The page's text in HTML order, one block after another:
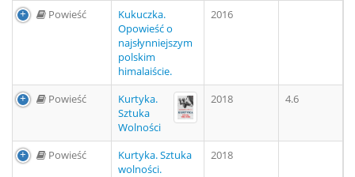
Powieść
Kukuczka.
Opowieść o
najsłynniejszym
polskim
himalaiście.
2016
Powieść
Kurtyka.
Sztuka
Wolności
2018 4.6
Powieść
Kurtyka. Sztuka
wolności.
2018